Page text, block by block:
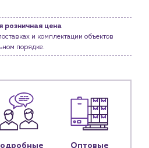
организациям
розничная цена
и комплектации объектов
порядке.
Оптовые